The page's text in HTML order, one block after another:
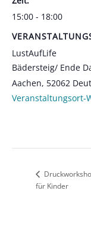
15:00 - 18:00
LustAufLife
Bädersteig/ Ende
Aachen, 52062
Veranstaltungsort-
für Kinder